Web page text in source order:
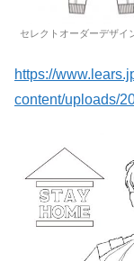
セレクトオーダーデザイ
https://
content/uploads/